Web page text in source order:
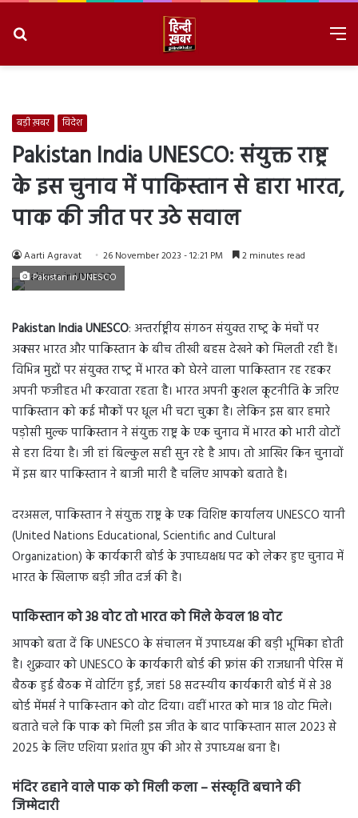
बड़ी ख़बर विदेश
Pakistan India UNESCO: संयुक्त राष्ट्र
के इस चुनाव में पाकिस्तान से हारा भारत,
पाक की जीत पर उठे सवाल
Aarti Agravat 26 November 2023 - 12:21 PM 2 minutes read
Pakistan in UNESCO
Pakistan India UNESCO: अन्तर्राष्ट्रीय संगठन संयुक्‍त राष्‍ट्र के मंचों पर
अक्सर भारत और पाकिस्तान के बीच तीखी बहस देखने को मिलती रही हैं।
विभिन्न मुद्दों पर संयुक्‍त राष्‍ट्र में भारत को घेरने वाला पाकिस्तान रह रहकर
अपनी फजीहत भी करवाता रहता है। भारत अपनी कुशल कूटनीति के जरिए
पाकिस्तान को कई मौकों पर धूल भी चटा चुका है। लेकिन इस बार हमारे
पड़ोसी मुल्क पाकिस्तान ने संयुक्त राष्ट्र के एक चुनाव में भारत को भारी वोटों
से हरा दिया है। जी हां बिल्कुल सही सुन रहे है आप। तो आखिर किन चुनावों
में इस बार पाकिस्तान ने बाजी मारी है चलिए आपको बताते है।
दरअसल, पाकिस्तान ने संयुक्त राष्ट्र के एक विशिष्ट कार्यालय UNESCO यानी
(United Nations Educational, Scientific and Cultural
Organization) के कार्यकारी बोर्ड के उपाध्यक्षध पद को लेकर हुए चुनाव में
भारत के खिलाफ बड़ी जीत दर्ज की है।
पाकिस्तान को 38 वोट तो भारत को मिले केवल 18 वोट
आपको बता दें कि UNESCO के संचालन में उपाध्‍यक्ष की बड़ी भूमिका होती
है। शुक्रवार को UNESCO के कार्यकारी बोर्ड की फ्रांस की राजधानी पेरिस में
बैठक हुई बैठक में वोटिंग हुईं, जहां 58 सदस्‍यीय कार्यकारी बोर्ड में से 38
बोर्ड मेंमर्स ने पाकिस्‍तान को वोट दिया। वहीं भारत को मात्र 18 वोट मिले।
बताते चले कि पाक को मिली इस जीत के बाद पाकिस्‍तान साल 2023 से
2025 के लिए एशिया प्रशांत ग्रुप की ओर से उपाध्‍यक्ष बना है।
मंदिर ढहाने वाले पाक को मिली कला – संस्कृति बचाने की
जिम्मेदारी